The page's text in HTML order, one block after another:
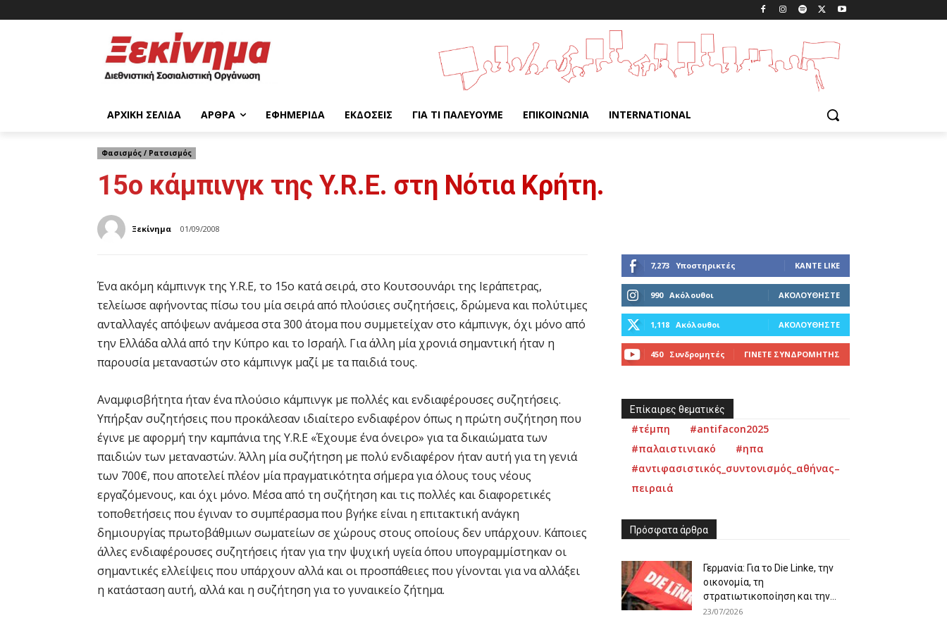
ΑΡΧΙΚΉ ΣΕΛΊΔΑ ΆΡΘΡΑ ΕΦΗΜΕΡΊΔΑ ΕΚΔΌΣΕΙΣ ΓΙΑ ΤΙ ΠΑΛΕΎΟΥΜΕ ΕΠΙΚΟΙΝΩΝΊΑ INTERNATIONAL
Φασισμός / Ρατσισμός
15ο κάμπινγκ της Y.R.E. στη Νότια Κρήτη.
Ξεκίνημα 01/09/2008
Ένα ακόμη κάμπινγκ της Y.R.E, το 15ο κατά σειρά, στο Κουτσουνάρι της Ιεράπετρας,
τελείωσε αφήνοντας πίσω του μία σειρά από πλούσιες συζητήσεις, δρώμενα και πολύτιμες
ανταλλαγές απόψεων ανάμεσα στα 300 άτομα που συμμετείχαν στο κάμπινγκ, όχι μόνο από
την Ελλάδα αλλά από την Κύπρο και το Ισραήλ. Για άλλη μία χρονιά σημαντική ήταν η
παρουσία μεταναστών στο κάμπινγκ μαζί με τα παιδιά τους.
Αναμφισβήτητα ήταν ένα πλούσιο κάμπινγκ με πολλές και ενδιαφέρουσες συζητήσεις.
Υπήρξαν συζητήσεις που προκάλεσαν ιδιαίτερο ενδιαφέρον όπως η πρώτη συζήτηση που
έγινε με αφορμή την καμπάνια της Y.R.E «Έχουμε ένα όνειρο» για τα δικαιώματα των
παιδιών των μεταναστών. Άλλη μία συζήτηση με πολύ ενδιαφέρον ήταν αυτή για τη γενιά
των 700€, που αποτελεί πλέον μία πραγματικότητα σήμερα για όλους τους νέους
εργαζόμενους, και όχι μόνο. Μέσα από τη συζήτηση και τις πολλές και διαφορετικές
τοποθετήσεις που έγιναν το συμπέρασμα που βγήκε είναι η επιτακτική ανάγκη
δημιουργίας πρωτοβάθμιων σωματείων σε χώρους στους οποίους δεν υπάρχουν. Κάποιες
άλλες ενδιαφέρουσες συζητήσεις ήταν για την ψυχική υγεία όπου υπογραμμίστηκαν οι
σημαντικές ελλείψεις που υπάρχουν αλλά και οι προσπάθειες που γίνονται για να αλλάξει
η κατάσταση αυτή, αλλά και η συζήτηση για το γυναικείο ζήτημα.
7,273 Υποστηρικτές ΚΆΝΤΕ LIKE
990 Ακόλουθοι ΑΚΟΛΟΥΘΉΣΤΕ
1,118 Ακόλουθοι ΑΚΟΛΟΥΘΉΣΤΕ
450 Συνδρομητές ΓΊΝΕΤΕ ΣΥΝΔΡΟΜΗΤΉΣ
Επίκαιρες θεματικές
#τέμπη
#antifacon2025
#παλαιστινιακό
#ηπα
#αντιφασιστικός_συντονισμός_αθήνας–
πειραιά
Πρόσφατα άρθρα
Γερμανία: Για το Die Linke, την
οικονομία, τη
στρατιωτικοποίηση και την...
23/07/2026